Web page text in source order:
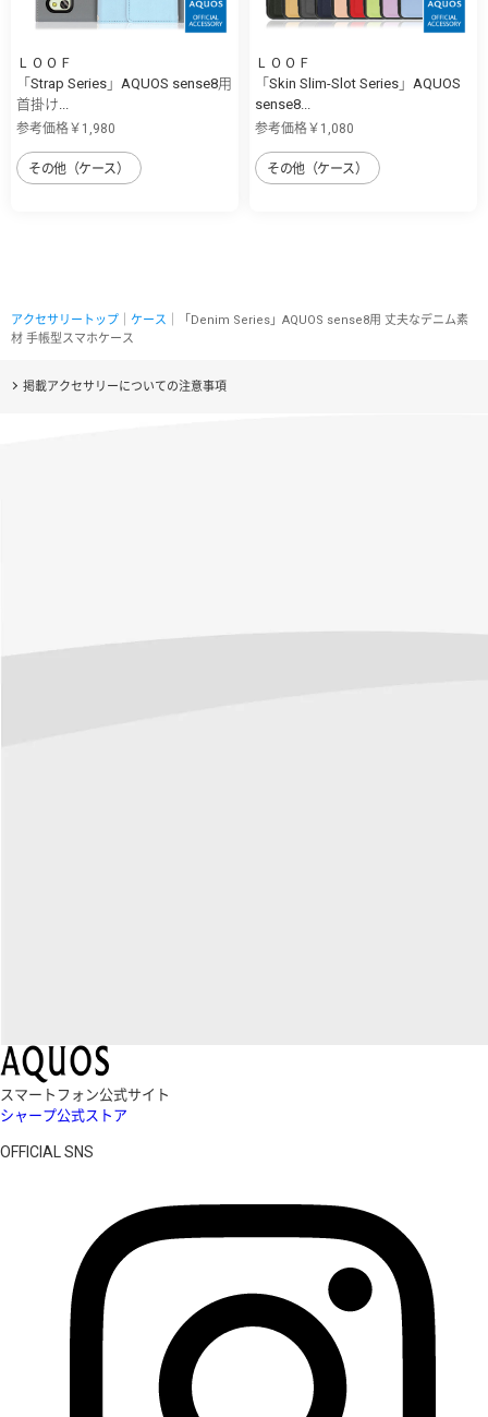
ＬＯＯＦ
「Strap Series」AQUOS sense8用
首掛け...
参考価格￥1,980
その他（ケース）
ＬＯＯＦ
「Skin Slim-Slot Series」AQUOS
sense8...
参考価格￥1,080
その他（ケース）
アクセサリートップ ケース ｜「Denim Series」AQUOS sense8用 丈夫なデニム素
材 手帳型スマホケース
掲載アクセサリーについての注意事項
スマートフォン公式サイト
シャープ公式ストア
OFFICIAL SNS